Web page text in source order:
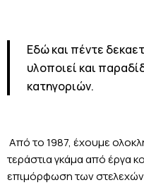
Εδώ και πέντε
υλοποιεί και
κατηγοριών.
Από το 1987, έχουμε
τεράστια γκάμα από έργα
επιμόρφωση των